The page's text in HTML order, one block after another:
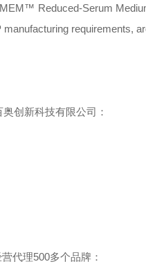
Reduced-Serum
requirements,
创新科技有限公司：
代理500多个品牌：